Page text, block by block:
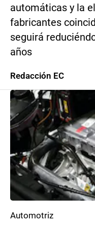
automáticas y la
fabricantes
seguirá
años
Redacción EC
Automotriz